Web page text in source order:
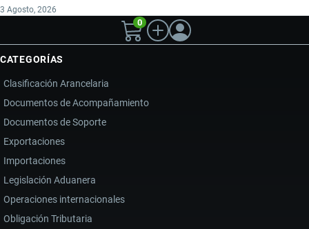
3 Agosto, 2026
0
CATEGORÍAS
Clasificación Arancelaria
Documentos de Acompañamiento
Documentos de Soporte
Exportaciones
Importaciones
Legislación Aduanera
Operaciones internacionales
Obligación Tributaria